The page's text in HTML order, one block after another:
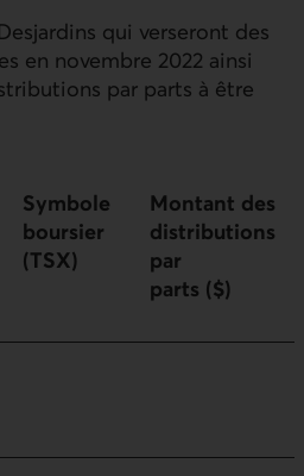
qui verseront des
en novembre 2022 ainsi
par parts à être
Symbole
boursier
(TSX)
Montant des
distributions
par
parts ($)